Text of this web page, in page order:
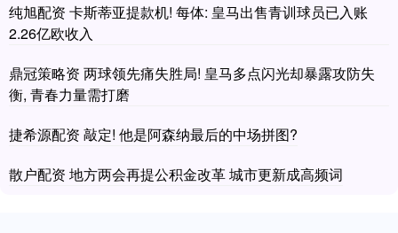
纯旭配资 卡斯蒂亚提款机! 每体: 皇马出售青训球员已入账
2.26亿欧收入
鼎冠策略资 两球领先痛失胜局! 皇马多点闪光却暴露攻防失
衡, 青春力量需打磨
捷希源配资 敲定! 他是阿森纳最后的中场拼图?
散户配资 地方两会再提公积金改革 城市更新成高频词